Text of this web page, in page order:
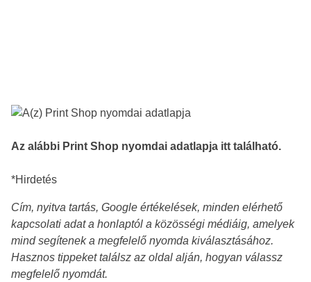
Az alábbi Print Shop nyomdai adatlapja itt található.
*Hirdetés
Cím, nyitva tartás, Google értékelések, minden elérhető
kapcsolati adat a honlaptól a közösségi médiáig, amelyek
mind segítenek a megfelelő nyomda kiválasztásához.
Hasznos tippeket találsz az oldal alján, hogyan válassz
megfelelő nyomdát.